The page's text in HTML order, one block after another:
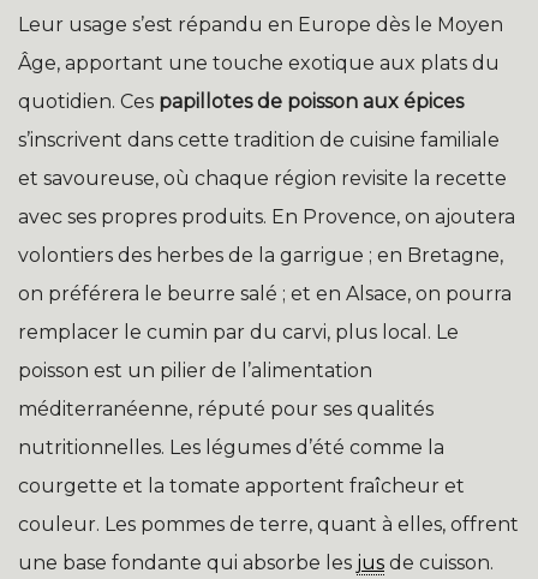
Leur usage s’est répandu en Europe dès le Moyen
Âge, apportant une touche exotique aux plats du
quotidien. Ces papillotes de poisson aux épices
s’inscrivent dans cette tradition de cuisine familiale
et savoureuse, où chaque région revisite la recette
avec ses propres produits. En Provence, on ajoutera
volontiers des herbes de la garrigue ; en Bretagne,
on préférera le beurre salé ; et en Alsace, on pourra
remplacer le cumin par du carvi, plus local. Le
poisson est un pilier de l’alimentation
méditerranéenne, réputé pour ses qualités
nutritionnelles. Les légumes d’été comme la
courgette et la tomate apportent fraîcheur et
couleur. Les pommes de terre, quant à elles, offrent
une base fondante qui absorbe les jus de cuisson.